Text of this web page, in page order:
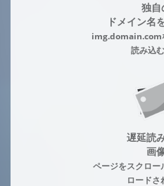
独自
ドメイン名
img.domain.com
読み込
遅延読
画
ページをスクロー
ロードさ